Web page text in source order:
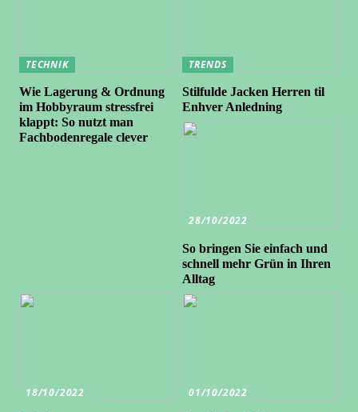
TECHNIK
Wie Lagerung & Ordnung
im Hobbyraum stressfrei
klappt: So nutzt man
Fachbodenregale clever
TRENDS
Stilfulde Jacken Herren til
Enhver Anledning
28/10/2022
So bringen Sie einfach und
schnell mehr Grün in Ihren
Alltag
18/10/2022 01/10/2022